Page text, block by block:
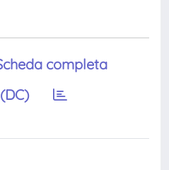
completa